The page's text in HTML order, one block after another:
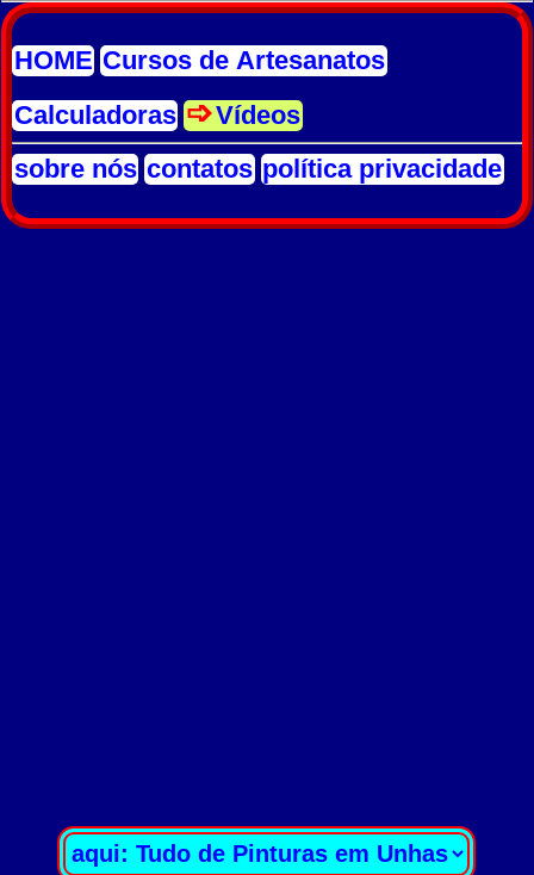
HOME Cursos de Artesanatos
Calculadoras
Vídeos
sobre nós contatos política privacidade